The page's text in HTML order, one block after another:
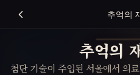
추억의
추억의
첨단 기술이 주입된 서울에서 의